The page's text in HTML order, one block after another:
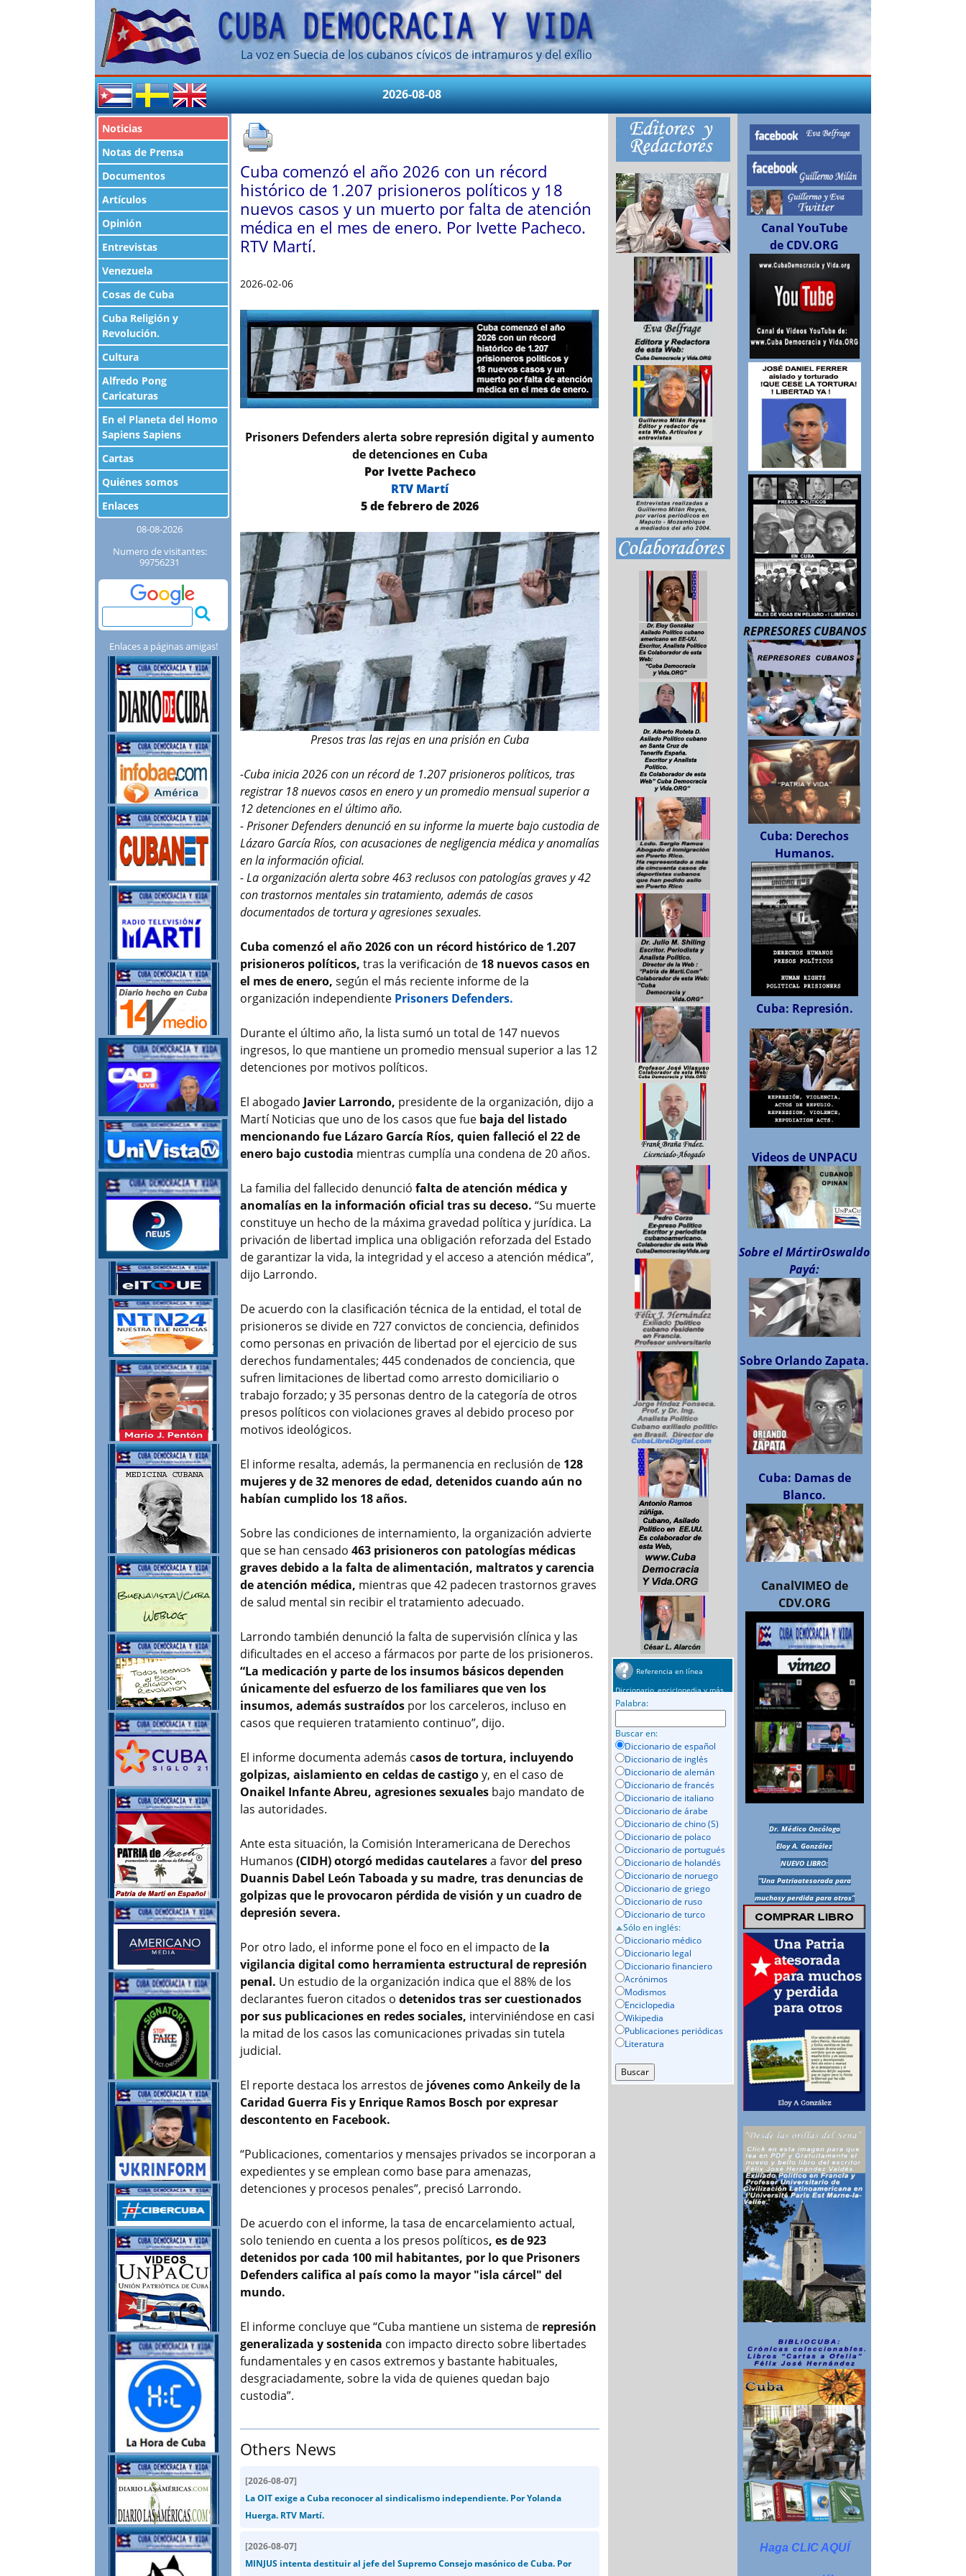
La voz en Suecia de los cubanos cívicos de intramuros y del exílio
2026-08-08
Noticias
Notas de Prensa
Documentos
Artículos
Opinión
Entrevistas
Venezuela
Cosas de Cuba
Cuba Religión y
Revolución.
Cultura
Alfredo Pong
Caricaturas
En el Planeta del Homo
Sapiens Sapiens
Cartas
Quiénes somos
Enlaces
08-08-2026
Numero de visitantes:
99756231
Enlaces a páginas amigas!
Cuba comenzó el año 2026 con un récord
histórico de 1.207 prisioneros políticos y 18
nuevos casos y un muerto por falta de atención
médica en el mes de enero. Por Ivette Pacheco.
RTV Martí.
2026-02-06
Prisoners Defenders alerta sobre represión digital y aumento
de detenciones en Cuba
Por Ivette Pacheco
RTV Martí
5 de febrero de 2026
Presos tras las rejas en una prisión en Cuba
-Cuba inicia 2026 con un récord de 1.207 prisioneros políticos, tras
registrar 18 nuevos casos en enero y un promedio mensual superior a
12 detenciones en el último año.
- Prisoner Defenders denunció en su informe la muerte bajo custodia de
Lázaro García Ríos, con acusaciones de negligencia médica y anomalías
en la información oficial.
- La organización alerta sobre 463 reclusos con patologías graves y 42
con trastornos mentales sin tratamiento, además de casos
documentados de tortura y agresiones sexuales.
Cuba comenzó el año 2026 con un récord histórico de 1.207
prisioneros políticos, tras la verificación de 18 nuevos casos en
el mes de enero, según el más reciente informe de la
organización independiente Prisoners Defenders.
Durante el último año, la lista sumó un total de 147 nuevos
ingresos, lo que mantiene un promedio mensual superior a las 12
detenciones por motivos políticos.
El abogado Javier Larrondo, presidente de la organización, dijo a
Martí Noticias que uno de los casos que fue baja del listado
mencionando fue Lázaro García Ríos, quien falleció el 22 de
enero bajo custodia mientras cumplía una condena de 20 años.
La familia del fallecido denunció falta de atención médica y
anomalías en la información oficial tras su deceso. “Su muerte
constituye un hecho de la máxima gravedad política y jurídica. La
privación de libertad implica una obligación reforzada del Estado
de garantizar la vida, la integridad y el acceso a atención médica”,
dijo Larrondo.
De acuerdo con la clasificación técnica de la entidad, el total de
prisioneros se divide en 727 convictos de conciencia, definidos
como personas en privación de libertad por el ejercicio de sus
derechos fundamentales; 445 condenados de conciencia, que
sufren limitaciones de libertad como arresto domiciliario o
trabajo forzado; y 35 personas dentro de la categoría de otros
presos políticos con violaciones graves al debido proceso por
motivos ideológicos.
El informe resalta, además, la permanencia en reclusión de 128
mujeres y de 32 menores de edad, detenidos cuando aún no
habían cumplido los 18 años.
Sobre las condiciones de internamiento, la organización advierte
que se han censado 463 prisioneros con patologías médicas
graves debido a la falta de alimentación, maltratos y carencia
de atención médica, mientras que 42 padecen trastornos graves
de salud mental sin recibir el tratamiento adecuado.
Larrondo también denunció la falta de supervisión clínica y las
dificultades en el acceso a fármacos por parte de los prisioneros.
“La medicación y parte de los insumos básicos dependen
únicamente del esfuerzo de los familiares que ven los
insumos, además sustraídos por los carceleros, incluso en
casos que requieren tratamiento continuo”, dijo.
El informe documenta además casos de tortura, incluyendo
golpizas, aislamiento en celdas de castigoy, en el caso de
Onaikel Infante Abreu, agresiones sexuales bajo mandato de
las autoridades.
Ante esta situación, la Comisión Interamericana de Derechos
Humanos (CIDH) otorgó medidas cautelaresa favordel preso
Duannis Dabel León Taboada y su madre, tras denuncias de
golpizas que le provocaron pérdida de visión y un cuadro de
depresión severa.
Por otro lado, el informe pone el foco en el impacto de la
vigilancia digital como herramienta estructural de represión
penal. Un estudio de la organización indica que el 88% de los
declarantes fueron citados o detenidos tras ser cuestionados
por sus publicaciones en redes sociales, interviniéndose en casi
la mitad de los casos las comunicaciones privadas sin tutela
judicial.
El reporte destaca los arrestos de jóvenes como Ankeily de la
Caridad Guerra Fis y Enrique Ramos Bosch por expresar
descontento en Facebook.
“Publicaciones, comentarios y mensajes privados se incorporan a
expedientes y se emplean como base para amenazas,
detenciones y procesos penales”, precisó Larrondo.
De acuerdo con el informe, la tasa de encarcelamiento actual,
solo teniendo en cuenta a los presos políticos, es de 923
detenidos por cada 100 mil habitantes, por lo que Prisoners
Defenders califica al país como la mayor "isla cárcel" del
mundo.
El informe concluye que “Cuba mantiene un sistema de represión
generalizada y sostenida con impacto directo sobre libertades
fundamentales y en casos extremos y bastante habituales,
desgraciadamente, sobre la vida de quienes quedan bajo
custodia”.
Others News
[2026-08-07]
La OIT exige a Cuba reconocer al sindicalismo independiente. Por Yolanda
Huerga. RTV Martí.
[2026-08-07]
MINJUS intenta destituir al jefe del Supremo Consejo masónico de Cuba. Por
Referencia en línea
Diccionario, enciclopedia y más
Palabra:
Buscar en:
Diccionario de español
Diccionario de inglés
Diccionario de alemán
Diccionario de francés
Diccionario de italiano
Diccionario de árabe
Diccionario de chino (S)
Diccionario de polaco
Diccionario de portugués
Diccionario de holandés
Diccionario de noruego
Diccionario de griego
Diccionario de ruso
Diccionario de turco
Sólo en inglés:
Diccionario médico
Diccionario legal
Diccionario financiero
Acrónimos
Modismos
Enciclopedia
Wikipedia
Publicaciones periódicas
Literatura
Canal YouTube
de CDV.ORG
REPRESORES CUBANOS
Cuba: Derechos
Humanos.
Cuba: Represión.
Videos de UNPACU
Sobre el MártirOswaldo
Payá:
Sobre Orlando Zapata.
Cuba: Damas de
Blanco.
CanalVIMEO de
CDV.ORG
Dr. Médico Oncólogo
Eloy A. González
NUEVO LIBRO:
“Una Patriaatesorada para
muchosy perdida para otros”
Haga CLIC AQUÍ